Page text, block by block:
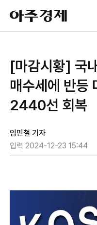
아
주
경
[마감시황] 국
매수세에 반등
2440선 회복
임민철 기자
입력 2024-12-23 15:44